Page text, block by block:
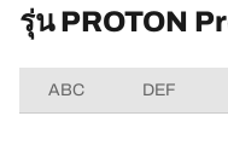
รุ่น PROTON
ABC DEF